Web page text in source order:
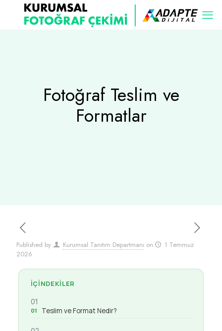
Fotoğraf Teslim ve
Formatlar
Published by Kurumsal Tanıtım Departmanı on
1 Temmuz
2026
İÇINDEKILER
01
Teslim ve Format Nedir?